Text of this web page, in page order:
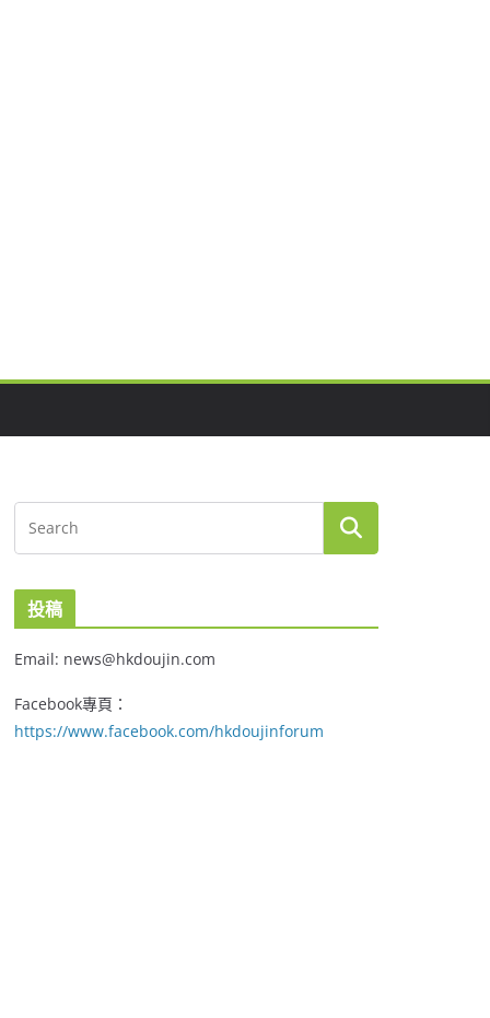
投稿
Email: news@hkdoujin.com
Facebook專頁：
https://www.facebook.com/hkdoujinforum